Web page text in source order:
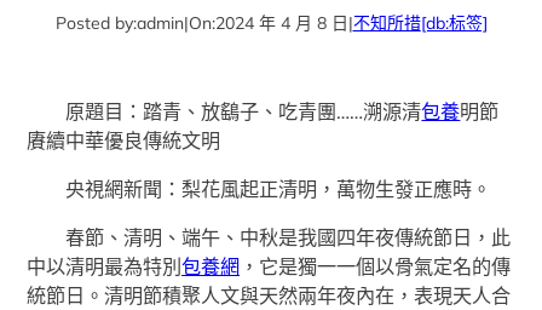
Posted by:admin|On:2024 年 4 月 8 日|不知所措[db:标签]
原題目：踏青、放鷂子、吃青團……溯源清包養明節
賡續中華優良傳統文明
央視網新聞：梨花風起正清明，萬物生發正應時。
春節、清明、端午、中秋是我國四年夜傳統節日，此
中以清明最為特別包養網 ，它是獨一一個以骨氣定名的傳
統節日。清明節積聚人文與天然兩年夜內在，表現天人合